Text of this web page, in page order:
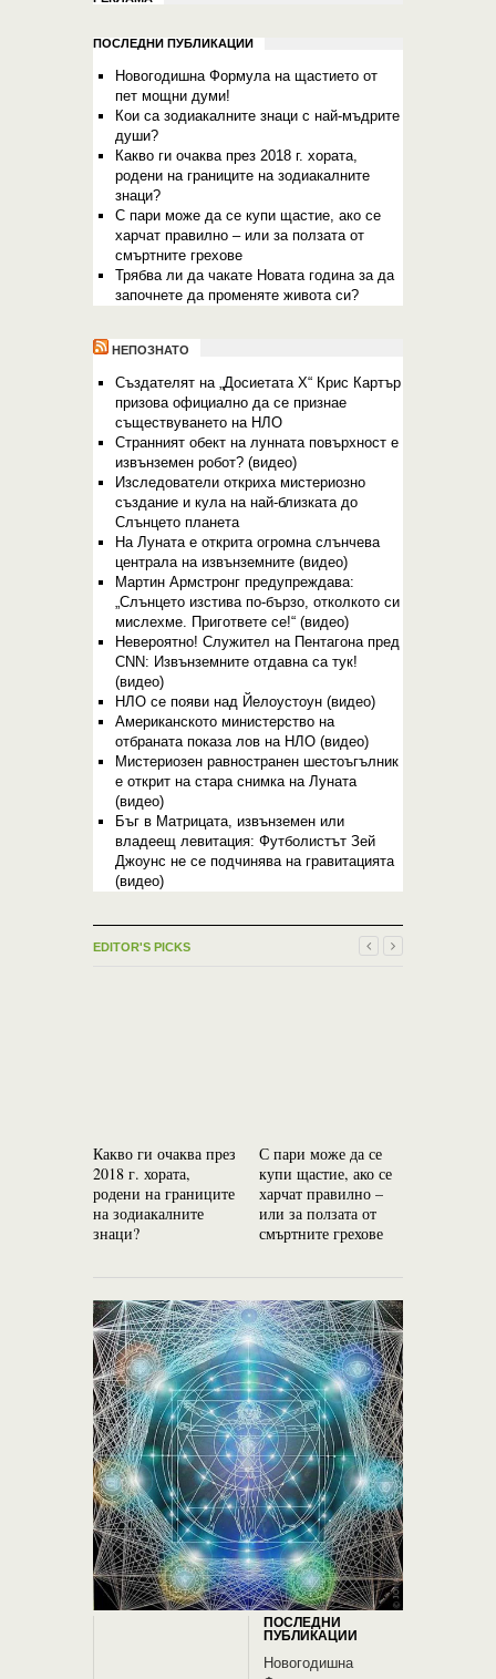
ПОСЛЕДНИ ПУБЛИКАЦИИ
Новогодишна Формула на щастието от
пет мощни думи!
Кои са зодиакалните знаци с най-мъдрите
души?
Какво ги очаква през 2018 г. хората,
родени на границите на зодиакалните
знаци?
С пари може да се купи щастие, ако се
харчат правилно – или за ползата от
смъртните грехове
Трябва ли да чакате Новата година за да
започнете да променяте живота си?
НЕПОЗНАТО
Създателят на „Досиетата Х“ Крис Картър
призова официално да се признае
съществуването на НЛО
Странният обект на лунната повърхност е
извънземен робот? (видео)
Изследователи откриха мистериозно
създание и кула на най-близката до
Слънцето планета
На Луната е открита огромна слънчева
централа на извънземните (видео)
Мартин Армстронг предупреждава:
„Слънцето изстива по-бързо, отколкото си
мислехме. Пригответе се!“ (видео)
Невероятно! Служител на Пентагона пред
CNN: Извънземните отдавна са тук!
(видео)
НЛО се появи над Йелоустоун (видео)
Американското министерство на
отбраната показа лов на НЛО (видео)
Мистериозен равностранен шестоъгълник
е открит на стара снимка на Луната
(видео)
Бъг в Матрицата, извънземен или
владеещ левитация: Футболистът Зей
Джоунс не се подчинява на гравитацията
(видео)
EDITOR'S PICKS
Какво ги очаква през
2018 г. хората,
родени на границите
на зодиакалните
знаци?
С пари може да се
купи щастие, ако се
харчат правилно –
или за ползата от
смъртните грехове
ПОСЛЕДНИ
ПУБЛИКАЦИИ
Новогодишна